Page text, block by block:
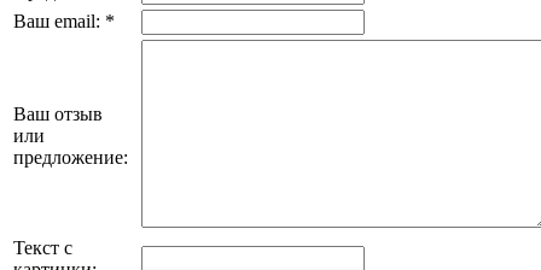
Ваш email: *
Ваш отзыв
или
предложение:
Текст с